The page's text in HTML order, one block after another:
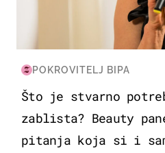
POKROVITELJ BIPA
Što je stvarno
zablista? Beauty
pitanja koja si i